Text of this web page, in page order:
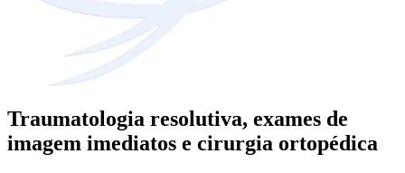
Traumatologia resolutiva, exames de
imagem imediatos e cirurgia ortopédica